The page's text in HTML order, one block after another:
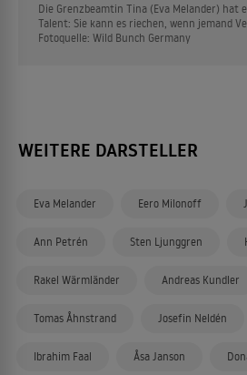
Die Grenzbeamtin Tina (Eva Melander) hat
Talent: Sie kann es riechen, wenn jemand
Fotoquelle: Wild Bunch Germany
WEITERE DARSTELLER
Eva Melander Eero Milonoff
Ann Petrén Sten Ljunggren
Rakel Wärmländer Andreas Kundler
Tomas Åhnstrand Josefin Neldén
Ibrahim Faal Åsa Janson